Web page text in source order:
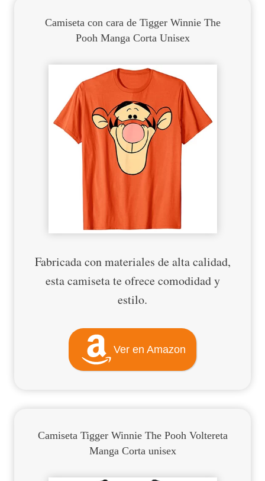
Camiseta con cara de Tigger Winnie The
Pooh Manga Corta Unisex
Fabricada con materiales de alta calidad,
esta camiseta te ofrece comodidad y
estilo.
Ver en Amazon
Camiseta Tigger Winnie The Pooh Voltereta
Manga Corta unisex